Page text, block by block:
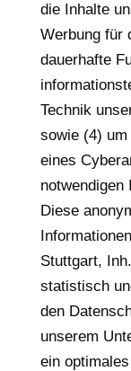
die Inhalte
Werbung für
dauerhafte
Technik
sowie (4)
eines
notwendigen
Diese
Stuttgart,
statistisch
den
unserem
ein